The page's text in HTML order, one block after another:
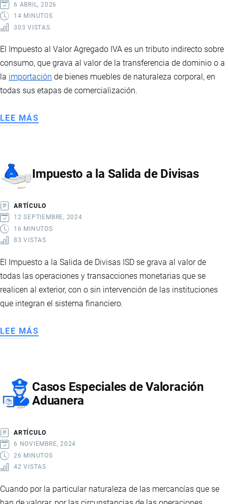
6 ABRIL, 2026
14 MINUTOS
303 VISTAS
El Impuesto al Valor Agregado IVA es un tributo indirecto sobre
consumo, que grava al valor de la transferencia de dominio o a
la importación de bienes muebles de naturaleza corporal, en
todas sus etapas de comercialización.
LEE MÁS
AGREGADO
Impuesto a la Salida de Divisas
ARTÍCULO
12 SEPTIEMBRE, 2024
16 MINUTOS
83 VISTAS
El Impuesto a la Salida de Divisas ISD se grava al valor de
todas las operaciones y transacciones monetarias que se
realicen al exterior, con o sin intervención de las instituciones
que integran el sistema financiero.
LEE MÁS
SALIDA
DE
Casos Especiales de Valoración
Aduanera
ARTÍCULO
6 NOVIEMBRE, 2024
26 MINUTOS
42 VISTAS
Cuando por la particular naturaleza de las mercancías que se